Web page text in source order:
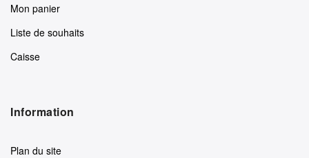
Mon panier
Liste de souhaits
Caisse
Information
Plan du site